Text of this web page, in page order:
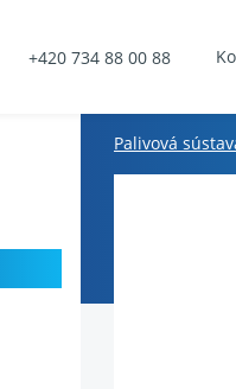
+420 734 88 00 88
Palivová